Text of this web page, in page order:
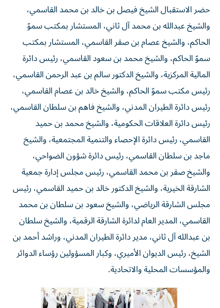
حضر الاستقبال الشيخ فيصل بن خالد بن محمد القاسمي،
والشيخ عبدالله بن محمد آل ثاني، المستشار بمكتب سموّ
الحاكم، والشيخ عصام بن صقر القاسمي، المستشار بمكتب
سموّ الحاكم، والشيخ محمد بن سعود القاسمي، رئيس دائرة
المالية المركزية، والشيخ الدكتور سالم بن عبد الرحمن القاسمي،
رئيس مكتب سموّ الحاكم، والشيخ خالد بن عصام القاسمي،
رئيس دائرة الطيران المدني، والشيخ فاهم بن سلطان القاسمي،
رئيس دائرة العلاقات الحكومية، والشيخ محمد بن حميد
القاسمي، رئيس دائرة الإحصاء والتنمية المجتمعية، والشيخ
ماجد بن سلطان القاسمي، رئيس دائرة شؤون الضواحي،
والشيخ صقر بن محمد القاسمي، رئيس مجلس إدارة جمعية
الشارقة الخيرية، والشيخ الدكتور خالد بن حميد القاسمي، رئيس
مجلس الشارقة الرياضي، والشيخ سعود بن سلطان بن محمد
القاسمي، المدير العام لدائرة الشارقة الرقمية، والشيخ سلطان
بن عبدالله آل ثاني، مدير دائرة الطيران المدني، وراشد أحمد بن
الشيخ، رئيس الديوان الأميري، وكبار المسؤولين رؤساء الدوائر
والمؤسسات المحلية والاتحادية.